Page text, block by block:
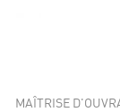
MAÎTRISE